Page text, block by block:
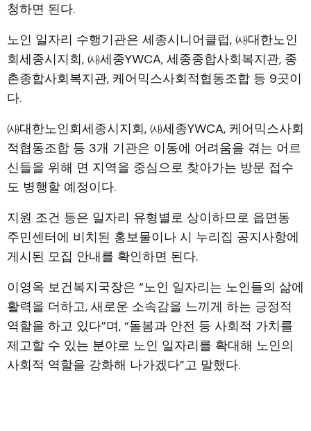
청하면 된다.
노인 일자리 수행기관은 세종시니어클럽, ㈔대한노인
회세종시지회, ㈔세종YWCA, 세종종합사회복지관, 종
촌종합사회복지관, 케어믹스사회적협동조합 등 9곳이
다.
㈔대한노인회세종시지회, ㈔세종YWCA, 케어믹스사회
적협동조합 등 3개 기관은 이동에 어려움을 겪는 어르
신들을 위해 면 지역을 중심으로 찾아가는 방문 접수
도 병행할 예정이다.
지원 조건 등은 일자리 유형별로 상이하므로 읍면동
주민센터에 비치된 홍보물이나 시 누리집 공지사항에
게시된 모집 안내를 확인하면 된다.
이영옥 보건복지국장은 “노인 일자리는 노인들의 삶에
활력을 더하고, 새로운 소속감을 느끼게 하는 긍정적
역할을 하고 있다”며, “돌봄과 안전 등 사회적 가치를
제고할 수 있는 분야로 노인 일자리를 확대해 노인의
사회적 역할을 강화해 나가겠다”고 말했다.